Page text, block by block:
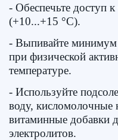
- Обеспечьте доступ
(+10...+15 °C).
- Выпивайте
при физической
температуре.
- Используйте
воду, кисломолочные
витаминные добавки
электролитов.